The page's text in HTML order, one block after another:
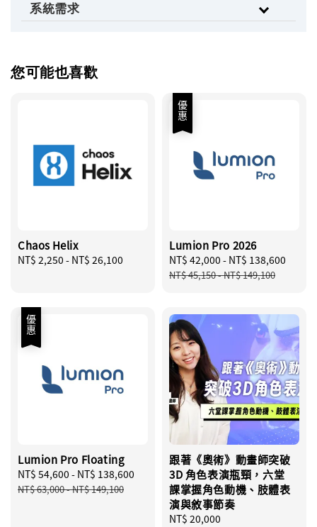
系統需求
您可能也喜歡
Chaos Helix
Regular
NT$ 2,250 - NT$ 26,100
優惠
Lumion Pro 2026
Sale
price
NT$ 42,000 - NT$ 138,600
NT$ 45,150-NT$ 149,100
優惠
Lumion Pro Floating
Sale
price
NT$ 54,600 - NT$ 138,600
Regular
NT$ 63,000-NT$ 149,100
跟著《奧術》動畫師突破
3D 角色表演瓶頸，六堂
課掌握角色動機、肢體表
演與敘事節奏
Regular
NT$ 20,000